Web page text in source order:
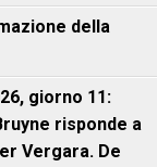
della
giorno 11:
risponde a
Vergara. De